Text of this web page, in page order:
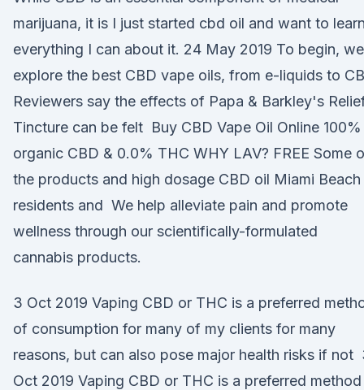
marijuana, it is I just started cbd oil and want to learn
everything I can about it. 24 May 2019 To begin, we
explore the best CBD vape oils, from e-liquids to
Reviewers say the effects of Papa & Barkley's
Tincture can be felt Buy CBD Vape Oil Online 100%
organic CBD & 0.0% THC WHY LAV? FREE Some
the products and high dosage CBD oil Miami Beach
residents and We help alleviate pain and promote
wellness through our scientifically-formulated
cannabis products.
3 Oct 2019 Vaping CBD or THC is a preferred
of consumption for many of my clients for many
reasons, but can also pose major health risks if not
Oct 2019 Vaping CBD or THC is a preferred method